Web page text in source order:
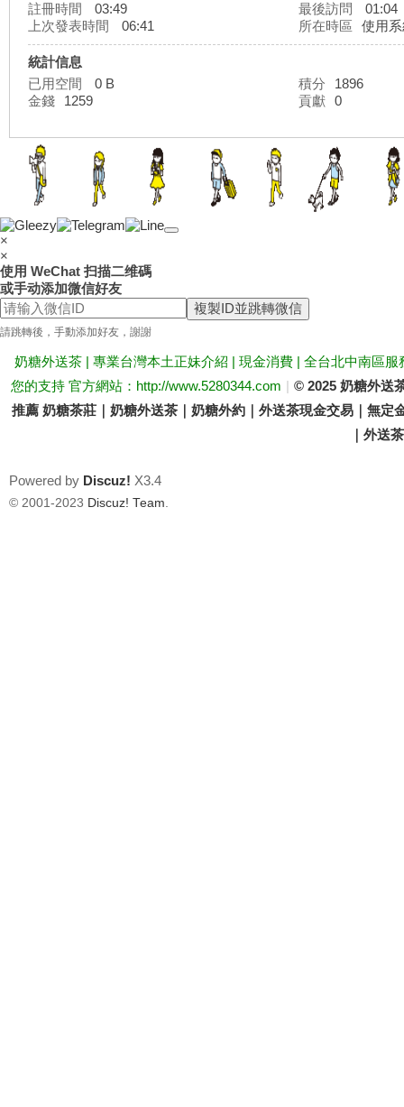
外
送
茶
註冊時間
03:49 最後訪問
01:04
上次發表時間
06:41 所在時區 使用
統計信息
已用空間
0 B 積分
1896
金錢
1259 貢獻 0
×
×
使用 WeChat 扫描二维碼
或手动添加微信好友
複製ID並跳轉微信
請跳轉後，手動添加好友，謝謝
奶糖外送茶 | 專業台灣本土正妹介紹 | 現金消費 | 全台北中南區
您的支持 官方網站：http://www.5280344.com | © 2025 奶糖外送
推薦 奶糖茶莊｜奶糖外送茶｜奶糖外約｜外送茶現金交易｜無
｜外送
Powered by Discuz! X3.4
© 2001-2023 Discuz! Team.